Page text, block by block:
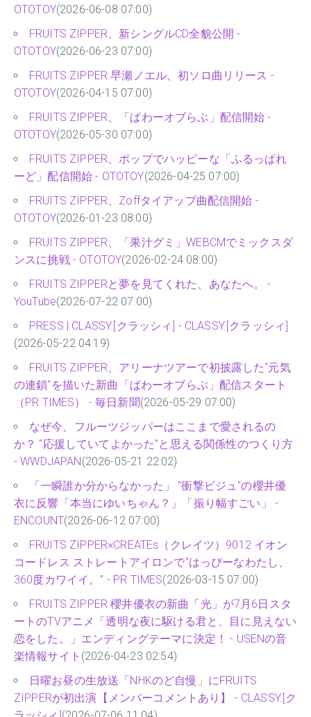
OTOTOY(2026-06-08 07:00)
FRUITS ZIPPER、新シングルCD全貌公開 -
OTOTOY(2026-06-23 07:00)
FRUITS ZIPPER 早瀬ノエル、初ソロ曲リリース -
OTOTOY(2026-04-15 07:00)
FRUITS ZIPPER、「ぱわーオブらぶ」配信開始 -
OTOTOY(2026-05-30 07:00)
FRUITS ZIPPER、ポップでハッピーな「ふるっぱれ
ーど」配信開始 - OTOTOY(2026-04-25 07:00)
FRUITS ZIPPER、Zoffタイアップ曲配信開始 -
OTOTOY(2026-01-23 08:00)
FRUITS ZIPPER、「果汁グミ」WEBCMでミックスダ
ンスに挑戦 - OTOTOY(2026-02-24 08:00)
FRUITS ZIPPERと夢を見てくれた、あなたへ。 -
YouTube(2026-07-22 07:00)
PRESS | CLASSY.[クラッシィ] - CLASSY.[クラッシィ]
(2026-05-22 04:19)
FRUITS ZIPPER、アリーナツアーで初披露した“元気
の連鎖“を描いた新曲「ぱわーオブらぶ」配信スタート
（PR TIMES） - 毎日新聞(2026-05-29 07:00)
なぜ今、フルーツジッパーはここまで愛されるの
か？ “応援していてよかった”と思える関係性のつくり方
- WWDJAPAN (2026-05-21 22:02)
「一瞬誰か分からなかった」 "衝撃ビジュ"の櫻井優
衣に反響「本当にゆいちゃん？」「振り幅すごい」 -
ENCOUNT(2026-06-12 07:00)
FRUITS ZIPPER×CREATEs（クレイツ）9012 イオン
コードレス ストレートアイロンで“はっぴーなわたし、
360度カワイイ。” - PR TIMES(2026-03-15 07:00)
FRUITS ZIPPER 櫻井優衣の新曲「光」が7月6日スタ
ートのTVアニメ「透明な夜に駆ける君と、目に見えない
恋をした。」エンディングテーマに決定！ - USENの音
楽情報サイト (2026-04-23 02:54)
日曜お昼の生放送「NHKのど自慢」にFRUITS
ZIPPERが初出演【メンバーコメントあり】 - CLASSY.[ク